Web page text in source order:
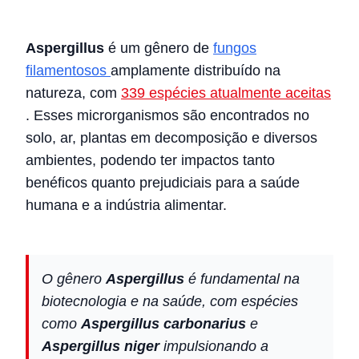
Aspergillus é um gênero de fungos
filamentosos amplamente distribuído na
natureza, com 339 espécies atualmente aceitas
. Esses microrganismos são encontrados no
solo, ar, plantas em decomposição e diversos
ambientes, podendo ter impactos tanto
benéficos quanto prejudiciais para a saúde
humana e a indústria alimentar.
O gênero Aspergillus é fundamental na
biotecnologia e na saúde, com espécies
como Aspergillus carbonarius e
Aspergillus niger impulsionando a